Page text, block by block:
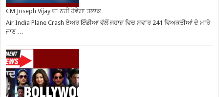
CM Joseph Vijay ਦਾ ਨਹੀਂ ਹੋਵੇਗਾ ਤਲਾਕ
Air India Plane Crash ਏਅਰ ਇੰਡੀਆ ਵੱਲੋਂ ਜਹਾਜ਼ ਵਿਚ ਸਵਾਰ 241 ਵਿਅਕਤੀਆਂ ਦੇ ਮਾਰੇ
ਜਾਣ …